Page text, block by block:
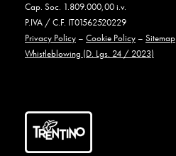
Cap. Soc. 1.809.000,00 i.v.
P.IVA / C.F. IT01562520229
Privacy Policy– Cookie Policy– Sitemap
Whistleblowing (D. Lgs. 24 / 2023)